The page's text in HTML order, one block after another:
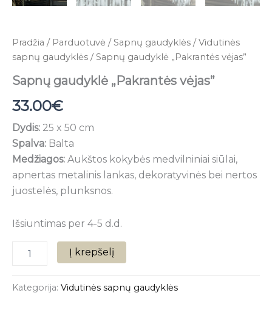
Pradžia / Parduotuvė /Sapnų gaudyklės /Vidutinės
sapnų gaudyklės / Sapnų gaudyklė „Pakrantės vėjas”
Sapnų gaudyklė „Pakrantės vėjas”
33.00€
Dydis: 25 x 50 cm
Spalva: Balta
Medžiagos: Aukštos kokybės medvilniniai siūlai,
apnertas metalinis lankas, dekoratyvinės bei nertos
juostelės, plunksnos.
Išsiuntimas per 4-5 d.d.
Į krepšelį
Kategorija: Vidutinės sapnų gaudyklės